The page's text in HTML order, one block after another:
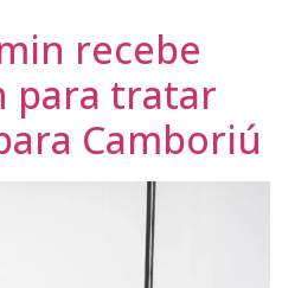
recebe
para tratar
Camboriú